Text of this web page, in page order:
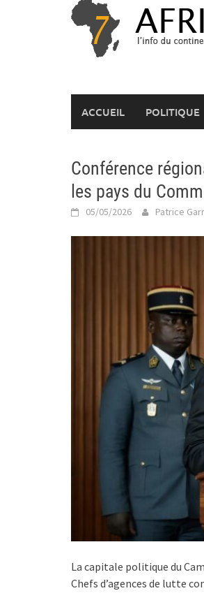
ACCUEIL POLITIQUE
Conférence
les pays du
05/05/2026 Patrice
La capitale politique du
Chefs d’agences de lutte